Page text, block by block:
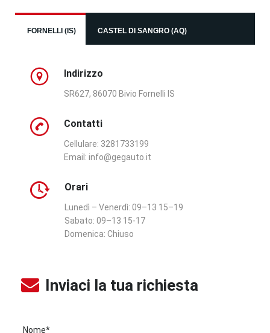
FORNELLI (IS) CASTEL DI SANGRO (AQ)
Indirizzo
SR627, 86070 Bivio Fornelli IS
Contatti
Cellulare: 3281733199
Email: info@gegauto.it
Orari
Lunedì – Venerdì: 09–13 15–19
Sabato: 09–13 15-17
Domenica: Chiuso
Inviaci la tua richiesta
Nome*